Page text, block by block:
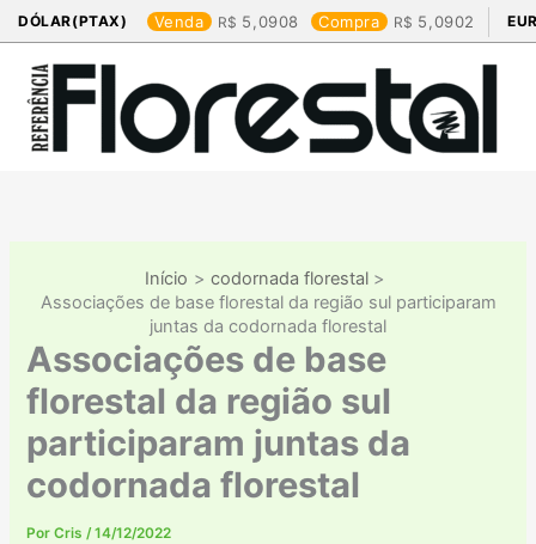
DÓLAR(PTAX) Venda 5,0908 Compra 5,0902
para
conteúdo
Início
codornada florestal
Associações de base florestal da região sul participaram
juntas da codornada florestal
Associações de base
florestal da região sul
participaram juntas da
codornada florestal
PorCris/14/12/2022